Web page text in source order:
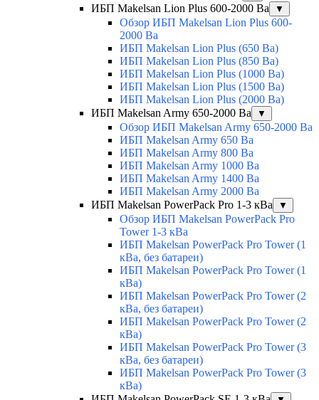
ИБП Makelsan Lion Plus 600-2000 Ва ▼
Обзор ИБП Makelsan Lion Plus 600-
2000 Вa
ИБП Makelsan Lion Plus (650 Ва)
ИБП Makelsan Lion Plus (850 Ва)
ИБП Makelsan Lion Plus (1000 Ва)
ИБП Makelsan Lion Plus (1500 Ва)
ИБП Makelsan Lion Plus (2000 Ва)
ИБП Makelsan Army 650-2000 Ва
▼
Обзор ИБП Makelsan Army 650-2000 Ва
ИБП Makelsan Army 650 Ва
ИБП Makelsan Army 800 Ва
ИБП Makelsan Army 1000 Ва
ИБП Makelsan Army 1400 Ва
ИБП Makelsan Army 2000 Ва
ИБП Makelsan PowerPack Pro 1-3 кВа
▼
Обзор ИБП Makelsan PowerPack Pro
Tower 1-3 кВа
ИБП Makelsan PowerPack Pro Tower (1
кВа, без батареи)
ИБП Makelsan PowerPack Pro Tower (1
кВа)
ИБП Makelsan PowerPack Pro Tower (2
кВа, без батареи)
ИБП Makelsan PowerPack Pro Tower (2
кВа)
ИБП Makelsan PowerPack Pro Tower (3
кВа, без батареи)
ИБП Makelsan PowerPack Pro Tower (3
кВа)